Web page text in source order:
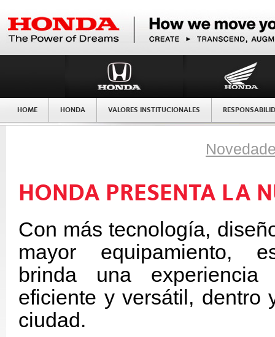
Honda Argentina
HOME HONDA VALORES INSTITUCIONALES
HONDA PRESENTA LA
Con más tecnología,
mayor equipamiento,
brinda una
eficiente y versátil, dentro
ciudad.